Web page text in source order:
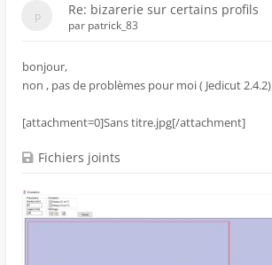
Re: bizarerie sur certains profils
par patrick_83
bonjour,
non , pas de problèmes pour moi ( Jedicut 2.4.2)
[attachment=0]Sans titre.jpg[/attachment]
Fichiers joints